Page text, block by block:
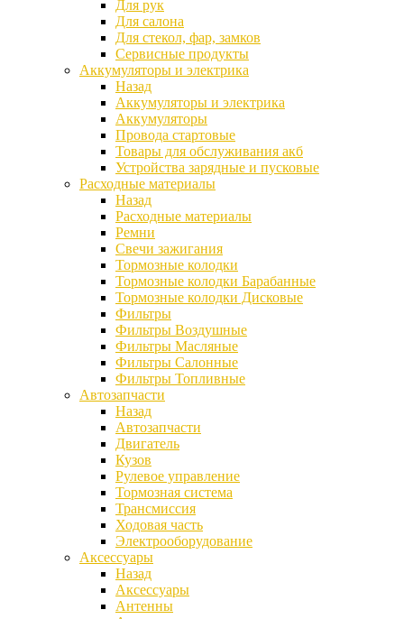
Для рук
Для салона
Для стекол, фар, замков
Сервисные продукты
Аккумуляторы и электрика
Назад
Аккумуляторы и электрика
Аккумуляторы
Провода стартовые
Товары для обслуживания акб
Устройства зарядные и пусковые
Расходные материалы
Назад
Расходные материалы
Ремни
Свечи зажигания
Тормозные колодки
Тормозные колодки Барабанные
Тормозные колодки Дисковые
Фильтры
Фильтры Воздушные
Фильтры Масляные
Фильтры Салонные
Фильтры Топливные
Автозапчасти
Назад
Автозапчасти
Двигатель
Кузов
Рулевое управление
Тормозная система
Трансмиссия
Ходовая часть
Электрооборудование
Аксессуары
Назад
Аксессуары
Антенны